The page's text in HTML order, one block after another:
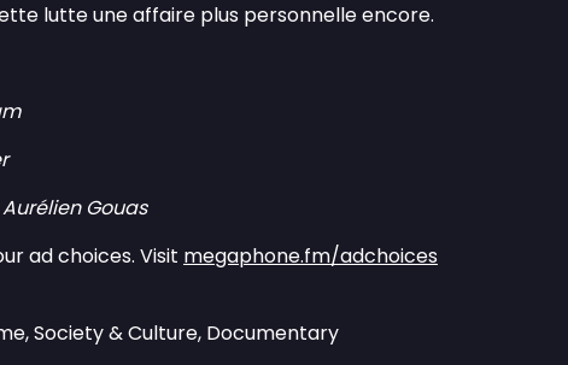
lutte une affaire plus personnelle encore.
Gouas
ad choices. Visit megaphone.fm/adchoices
Society & Culture, Documentary